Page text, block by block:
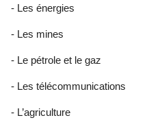
- Les énergies
- Les mines
- Le pétrole et le gaz
- Les télécommunications
- L’agriculture